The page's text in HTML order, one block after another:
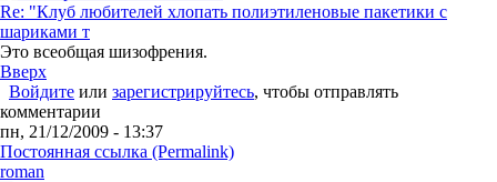
Re: "Клуб любителей хлопать полиэтиленовые пакетики с
шариками т
Это всеобщая шизофрения.
Вверх
Войдите или зарегистрируйтесь, чтобы отправлять
комментарии
пн, 21/12/2009 - 13:37
Постоянная ссылка (Permalink)
roman